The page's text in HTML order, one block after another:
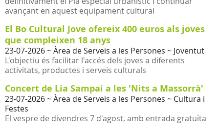
avançant en aquest equipament cultural
El Bo Cultural Jove ofereix 400 euros als joves
que compleixen 18 anys
23-07-2026~ Àrea de Serveis a les Persones ~ Joventut
L'objectiu és facilitar l'accés dels joves a diferents
activitats, productes i serveis culturals
Concert de Lia Sampai a les 'Nits a Massorrà'
23-07-2026~ Àrea de Serveis a les Persones ~ Cultura i
Festes
El vespre de divendres 7 d'agost, amb entrada gratuïta